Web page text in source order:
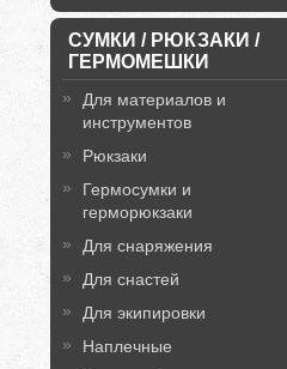
СУМКИ / РЮКЗАКИ /
ГЕРМОМЕШКИ
Для материалов и
инструментов
Рюкзаки
Гермосумки и
герморюкзаки
Для снаряжения
Для снастей
Для экипировки
Наплечные